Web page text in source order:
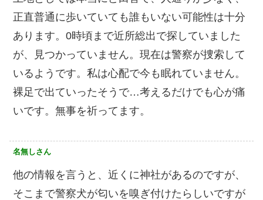
正直普通に歩いていても誰もいない可能性は十分
あります。0時頃まで近所総出で探していました
が、見つかっていません。現在は警察が捜索して
いるようです。私は心配で今も眠れていません。
裸足で出ていったそうで…考えるだけでも心が痛
いです。無事を祈ってます。
名無しさん
他の情報を言うと、近くに神社があるのですが、
そこまで警察犬が匂いを嗅ぎ付けたらしいですが